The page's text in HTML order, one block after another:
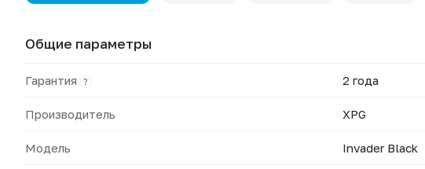
Общие параметры
Гарантия ? 2 года
Производитель XPG
Модель Invader Black